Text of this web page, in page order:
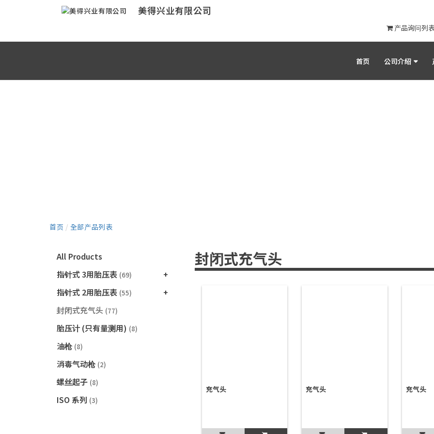
美得兴业有限公司
产品询问列
首页 公司介绍
首页 / 全部产品列表
All Products
指针式 3用胎压表 (69)
指针式 2用胎压表 (55)
封闭式充气头 (77)
胎压计 (只有量测用) (8)
油枪 (8)
消毒气动枪 (2)
螺丝起子 (8)
ISO 系列 (3)
封闭式充气头
充气头 充气头 充气头